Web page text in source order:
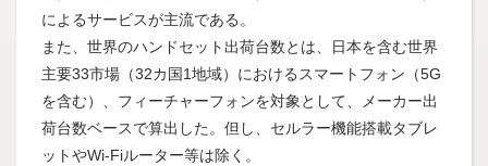
によるサービスが主流である。
また、世界のハンドセット出荷台数とは、日本を含む世界
主要33市場（32カ国1地域）におけるスマートフォン（5G
を含む）、フィーチャーフォンを対象として、メーカー出
荷台数ベースで算出した。但し、セルラー機能搭載タブレ
ットやWi-Fiルーター等は除く。